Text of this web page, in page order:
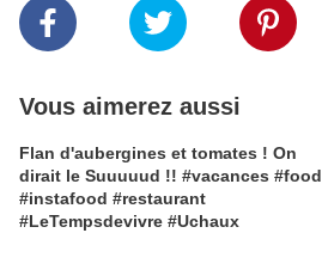
Vous aimerez aussi
Flan d'aubergines et tomates ! On
dirait le Suuuuud !! #vacances #food
#instafood #restaurant
#LeTempsdevivre #Uchaux